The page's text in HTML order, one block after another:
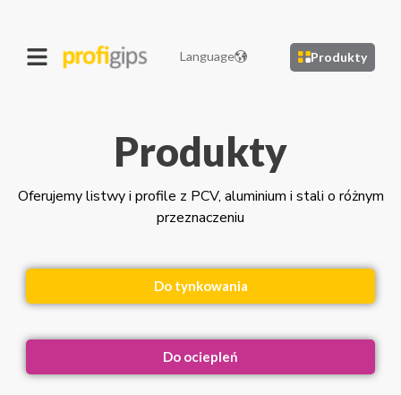
Language Produkty
Produkty
Oferujemy listwy i profile z PCV, aluminium i stali o różnym
przeznaczeniu
Do tynkowania
Do ociepleń